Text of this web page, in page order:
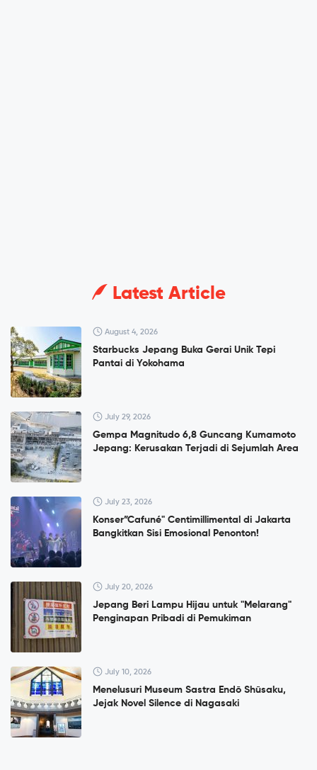
Latest Article
August 4, 2026
Starbucks Jepang Buka Gerai Unik Tepi
Pantai di Yokohama
July 29, 2026
Gempa Magnitudo 6,8 Guncang Kumamoto
Jepang: Kerusakan Terjadi di Sejumlah Area
July 23, 2026
Konser”Cafuné" Centimillimental di Jakarta
Bangkitkan Sisi Emosional Penonton!
July 20, 2026
Jepang Beri Lampu Hijau untuk "Melarang"
Penginapan Pribadi di Pemukiman
July 10, 2026
Menelusuri Museum Sastra Endō Shūsaku,
Jejak Novel Silence di Nagasaki